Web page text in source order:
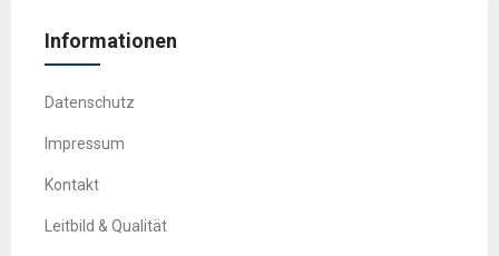
Informationen
Datenschutz
Impressum
Kontakt
Leitbild & Qualität